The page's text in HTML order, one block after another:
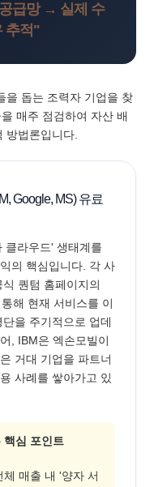
급망 → 실제 수
추적"
을 돕는 조력자 기업을 찾
매주 점검하여 자산 배
방법론입니다.
Google, MS) 유료
클라우드' 생태계를
의 핵심입니다. 각 사
퀀텀 홈페이지의
해 현재 서비스를 이
을 주기적으로 업데
, IBM은 엑손모빌이
거대 기업을 파트너
사례를 쌓아가고 있
핵심 포인트
매출 내 '양자 서